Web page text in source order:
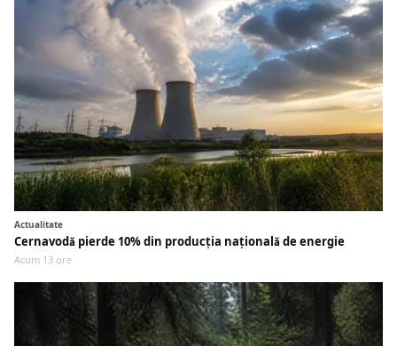
Actualitate
Cernavodă pierde 10% din producția națională de energie
Acum 13 ore